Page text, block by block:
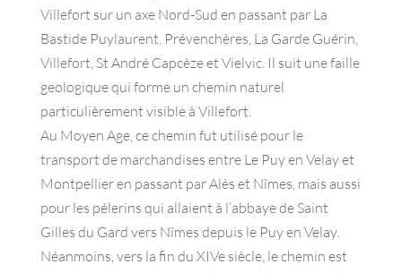
Villefort sur un axe Nord-Sud en passant par La
Bastide Puylaurent, Prévenchères, La Garde Guérin,
Villefort, St André Capcèze et Vielvic. Il suit une faille
geologique qui forme un chemin naturel
particulièrement visible à Villefort.
Au Moyen Age, ce chemin fut utilisé pour le
transport de marchandises entre Le Puy en Velay et
Montpellier en passant par Alès et Nîmes, mais aussi
pour les pélerins qui allaient à l’abbaye de Saint
Gilles du Gard vers Nîmes depuis le Puy en Velay.
Néanmoins, vers la fin du XIVe siècle, le chemin est